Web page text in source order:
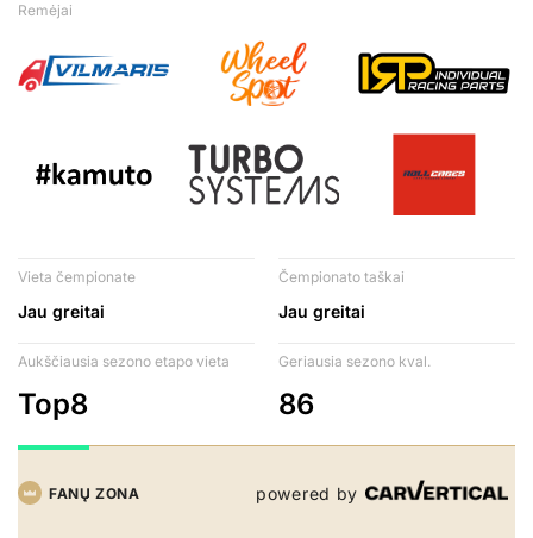
Remėjai
Vieta čempionate
Jau greitai
Čempionato taškai
Jau greitai
Aukščiausia sezono etapo vieta
Top8
Geriausia sezono kval.
86
FANŲ ZONA powered by